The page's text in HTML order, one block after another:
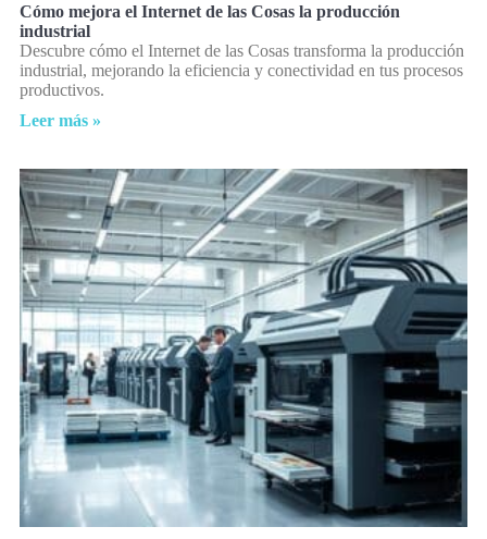
Cómo mejora el Internet de las Cosas la producción
industrial
Descubre cómo el Internet de las Cosas transforma la producción
industrial, mejorando la eficiencia y conectividad en tus procesos
productivos.
Leer más »